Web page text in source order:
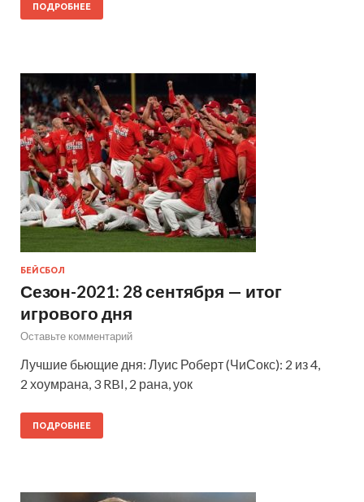
ПОДРОБНЕЕ
БЕЙСБОЛ
Сезон-2021: 28 сентября — итог
игрового дня
Оставьте комментарий
Лучшие бьющие дня: Луис Роберт (ЧиСокс): 2 из 4,
2 хоумрана, 3 RBI, 2 рана, уок
ПОДРОБНЕЕ